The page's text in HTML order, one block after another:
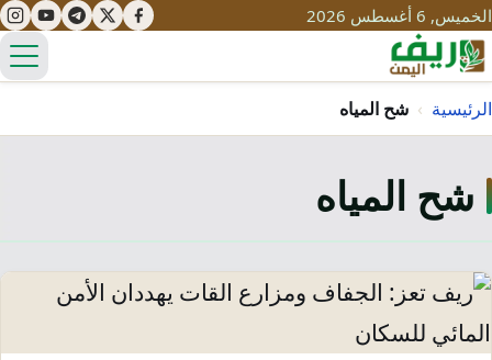
الخميس, 6 أغسطس 2026
صحة
مياه
قصص نجاح
مبادرات
سياحة
تراث
التغير المناخي
الرئيسية › شح المياه
شح المياه